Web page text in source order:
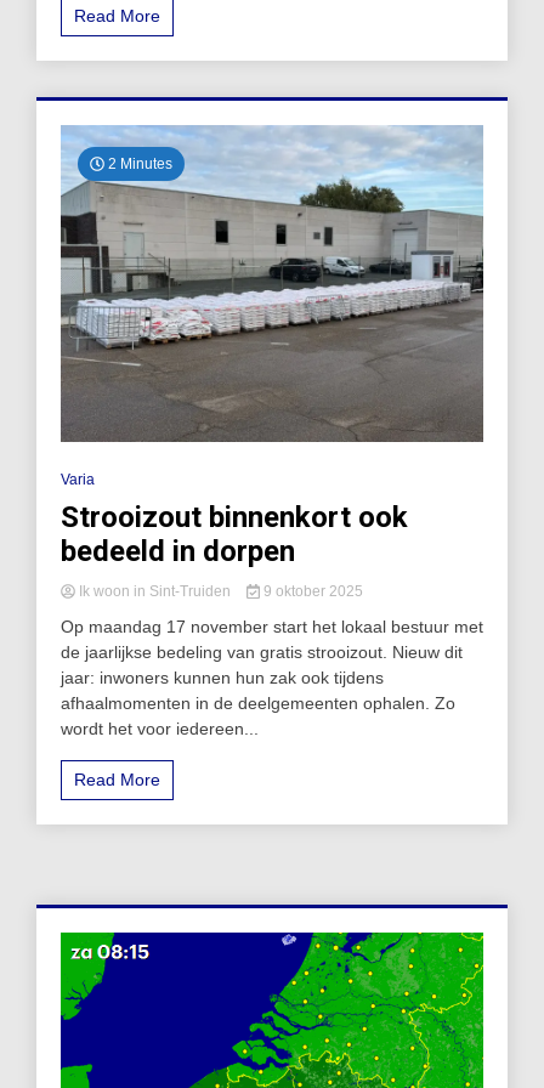
Read More
2 Minutes
Varia
Strooizout binnenkort ook
bedeeld in dorpen
Ik woon in Sint-Truiden 9 oktober 2025
Op maandag 17 november start het lokaal bestuur met
de jaarlijkse bedeling van gratis strooizout. Nieuw dit
jaar: inwoners kunnen hun zak ook tijdens
afhaalmomenten in de deelgemeenten ophalen. Zo
wordt het voor iedereen...
Read More